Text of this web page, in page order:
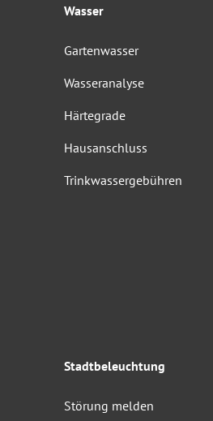
Wasser
Gartenwasser
Wasseranalyse
Härtegrade
Hausanschluss
Trinkwassergebühren
Stadtbeleuchtung
Störung melden